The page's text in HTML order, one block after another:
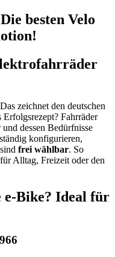
besten Velo
zeichnet den deutschen
Fahrräder
dessen Bedürfnisse
konfigurieren,
sind frei wählbar. So
für Alltag, Freizeit oder den
e-Bike? Ideal für